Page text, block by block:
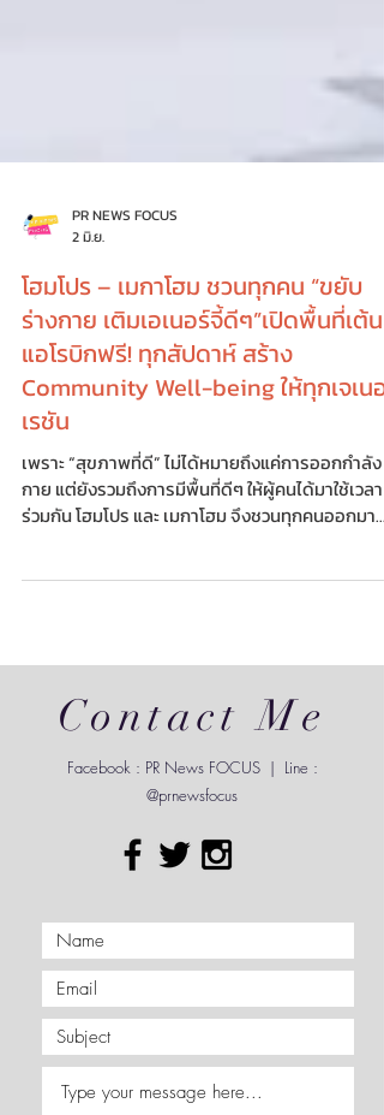
PR NEWS FOCUS
2 มิ.ย.
โฮมโปร – เมกาโฮม ชวนทุกคน “ขยับ
ร่างกาย เติมเอเนอร์จี้ดีๆ”เปิดพื้นที่เต้น
แอโรบิกฟรี! ทุกสัปดาห์ สร้าง
Community Well-being ให้ทุกเจเนอ
เรชัน
บิก” ที่เปิดให้เข้าร่วมฟรีทุกสัปดาห์ ภายใต้แนวคิด
“ขยับกาย สบายใจ ได้สุขภาพที่ดี” กิจกรรมจัดขึ้นทุก
วันเสาร์-อาทิตย์ เวลา 17.00 น. ณ โฮมโปร และ เมกา
โฮม สาขาที่ร่วมรายการ* เปิดพื้นที่ให้คนทุกวัยได้มา
ออกกำลังกาย ไม่มีค่าใช้จ่าย สนุกไปกับเสียงเพลง แล
ใช้เวลาร่วมกันในบรรยากาศเป็นกันเอง...
Contact Me
Facebook : PR News FOCUS | Line :